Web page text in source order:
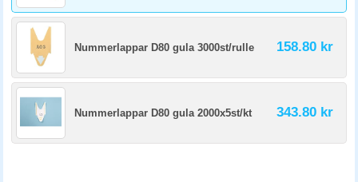
Nummerlappar D80 gula 3000st/rulle 158.80 kr
Nummerlappar D80 gula 2000x5st/kt 343.80 kr